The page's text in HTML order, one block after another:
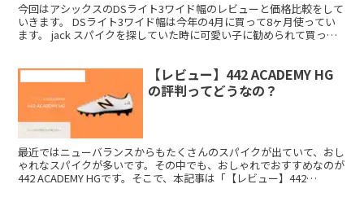
今回はアシックスのDSライト3ワイド幅のレビューと価格比較をして
いきます。 DSライト3ワイド幅は今年の4月に買って8ヶ月使ってい
ます。 jack スパイクを探していた時に可愛い子に勧められて買っち
【レビュー】442 ACADEMY HG
の評判ってどうなの？
最近ではニューバランスからもたくさんのスパイクが出ていて、おし
ゃれなスパイクが多いです。その中でも、おしゃれでおすすめなのが
442 ACADEMY HGです。そこで、本記事は「【レビュー】442